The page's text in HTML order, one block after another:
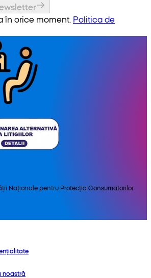
în orice moment. Politica de
Naționale pentru Protecția Consumatorilor
noastră